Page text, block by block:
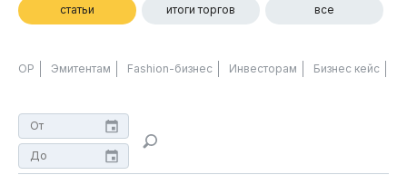
статьи итоги торгов все
ОР Эмитентам Fashion-бизнес Инвесторам Бизнес кейс